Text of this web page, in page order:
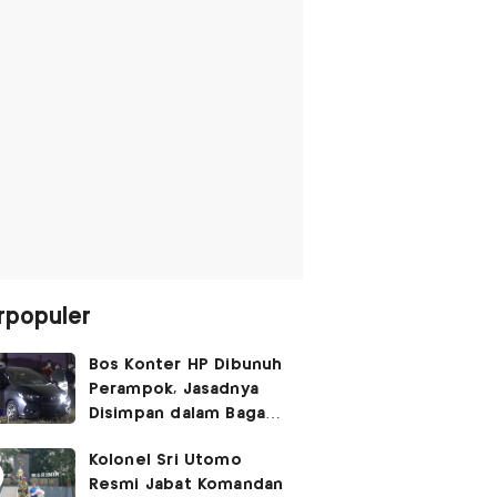
Bos Konter HP Dibunuh
Perampok, Jasadnya
Disimpan dalam Bagasi
Kolonel Sri Utomo
Resmi Jabat Komandan